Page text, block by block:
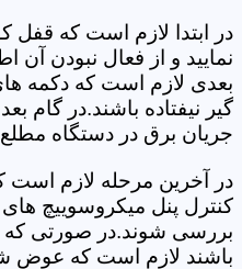
در ابتدا لازم است که قفل
نمایید و از فعال نبودن آن
بعدی لازم است که دکمه
گیر نیفتاده باشند.در گام
جریان برق در دستگاه
در آخرین مرحله لازم است
کنترل پنل میکروسوییچ
بررسی شوند.در صورتی
باشند لازم است که عوض